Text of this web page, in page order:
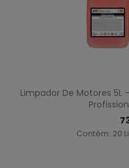
Limpador De Motores 5L
Contém: 20